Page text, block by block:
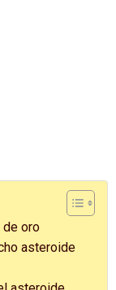
de oro
asteroide